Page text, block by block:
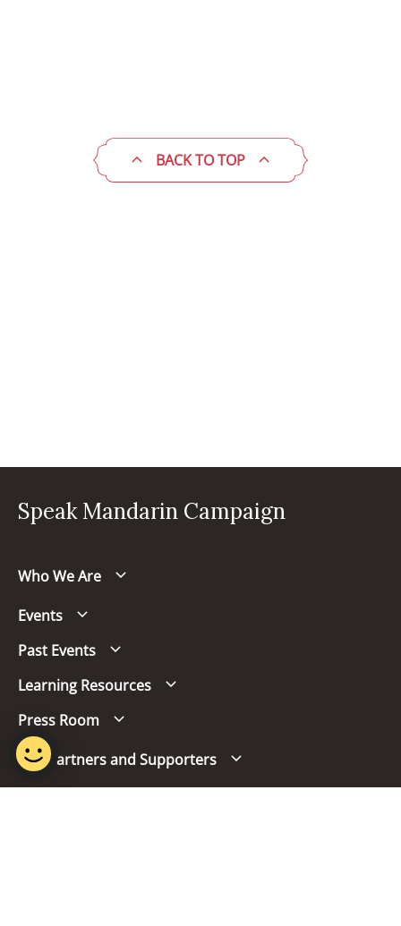
BACK TO TOP
Speak Mandarin Campaign
Who We Are
Events
Past Events
Learning Resources
Press Room
Our Partners and Supporters